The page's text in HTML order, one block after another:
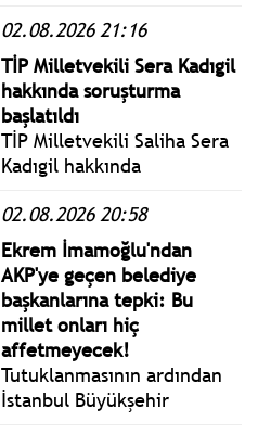
tarafından
"Cumhurbaşkanına hakaret"
suçlamasıyla soruşturma
başlatıldı.
02.08.2026 21:16
TİP Milletvekili Sera Kadıgil
hakkında soruşturma
başlatıldı
TİP Milletvekili Saliha Sera
Kadıgil hakkında
ve 'Cumhurbaşkanına
tehdit' suçlarından
soruşturma başlatıldı.
02.08.2026 20:58
Ekrem İmamoğlu'ndan
AKP'ye geçen belediye
başkanlarına tepki: Bu
millet onları hiç
affetmeyecek!
Tutuklanmasının ardından
İstanbul Büyükşehir